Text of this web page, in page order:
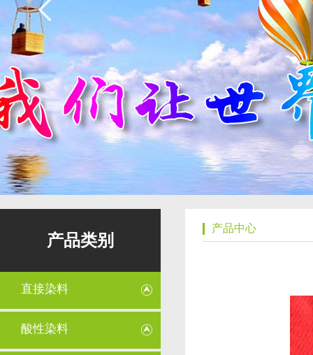
产品类别
直接染料
酸性染料
产品中心